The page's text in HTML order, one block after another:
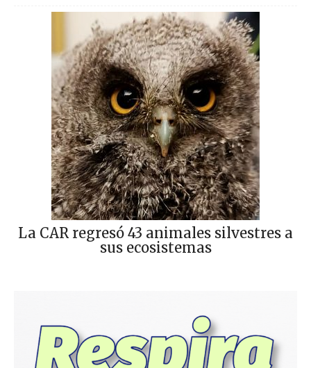
La CAR regresó 43 animales silvestres a
sus ecosistemas